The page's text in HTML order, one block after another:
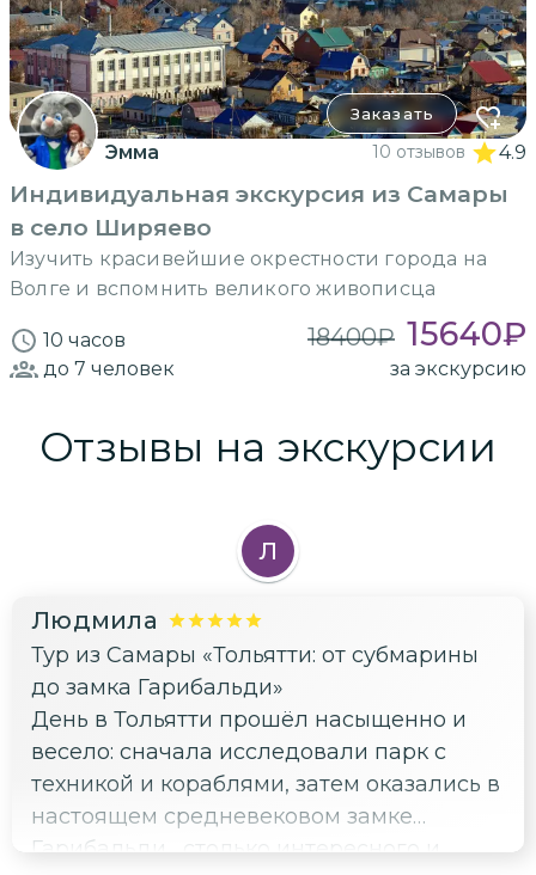
Заказать
Эмма 10 отзывов 4.9
Индивидуальная экскурсия из Самары
в село Ширяево
Изучить красивейшие окрестности города на
Волге и вспомнить великого живописца
10 часов 18400₽ 15640₽
до 7 человек за экскурсию
Отзывы на экскурсии
Л
Людмила
Тур из Самары «Тольятти: от субмарины
до замка Гарибальди»
День в Тольятти прошёл насыщенно и
весело: сначала исследовали парк с
техникой и кораблями, затем оказались в
настоящем средневековом замке
Гарибальди. ..столько интересного и